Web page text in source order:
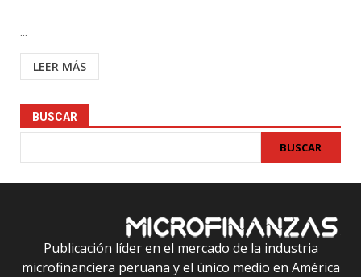
...
LEER MÁS
BUSCAR
BUSCAR
Publicación líder en el mercado de la industria
microfinanciera peruana y el único medio en América